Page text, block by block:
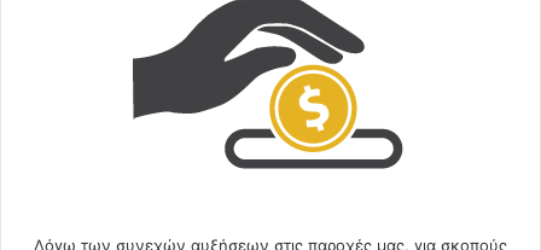
Λόγω των συνεχών αυξήσεων στις παροχές μας, για σκοπούς